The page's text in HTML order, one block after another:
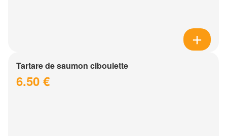
Tartare de saumon ciboulette
6.50 €